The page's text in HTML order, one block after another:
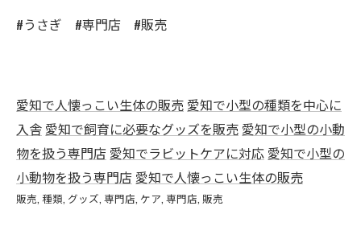
#うさぎ #専門店 #販売
愛知で人懐っこい生体の販売 愛知で小型の種類を中心に
入舎 愛知で飼育に必要なグッズを販売 愛知で小型の小動
物を扱う専門店 愛知でラビットケアに対応 愛知で小型の
小動物を扱う専門店 愛知で人懐っこい生体の販売
販売 種類 グッズ 専門店 ケア 専門店 販売